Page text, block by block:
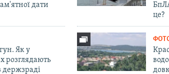
дати
це?
Як у
розглядають
держзраді